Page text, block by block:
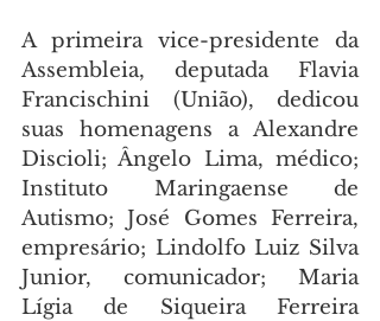
A primeira vice-presidente da
Assembleia, deputada Flavia
Francischini (União), dedicou
suas homenagens a Alexandre
Discioli; Ângelo Lima, médico;
Instituto Maringaense de
Autismo; José Gomes Ferreira,
empresário; Lindolfo Luiz Silva
Junior, comunicador; Maria
Lígia de Siqueira Ferreira